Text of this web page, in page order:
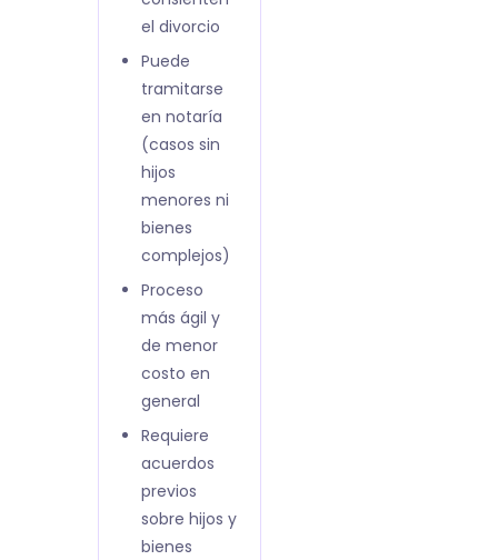
el divorcio
Puede
tramitarse
en notaría
(casos sin
hijos
menores ni
bienes
complejos)
Proceso
más ágil y
de menor
costo en
general
Requiere
acuerdos
previos
sobre hijos y
bienes